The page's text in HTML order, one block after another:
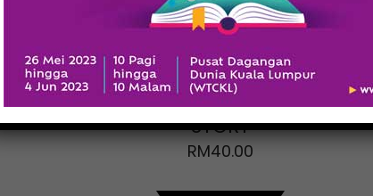
A MALAYSIAN
GRANDFATHER
STORY
RM40.00